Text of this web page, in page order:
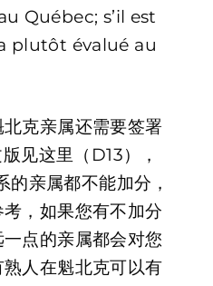
Québec; s’il est
plutôt évalué au
克亲属还需要签署
见这里（D13），
亲属都不能加分，
，如果您有不加分
点的亲属都会对您
人在魁北克可以有